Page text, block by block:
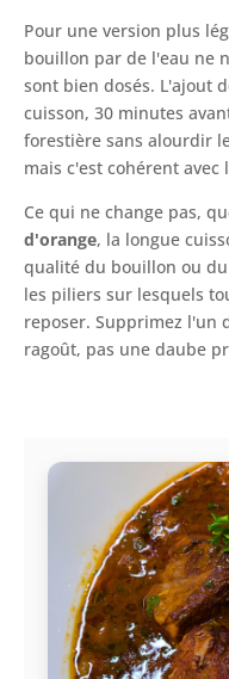
Pour une version plus
bouillon par de l'eau ne
sont bien dosés. L'ajout
cuisson, 30 minutes
forestière sans alourdir
mais c'est cohérent
Ce qui ne change pas,
d'orange, la longue
qualité du bouillon ou du
les piliers sur lesquels
reposer. Supprimez l'un
ragoût, pas une daube